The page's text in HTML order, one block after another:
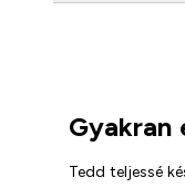
Tedd teljessé